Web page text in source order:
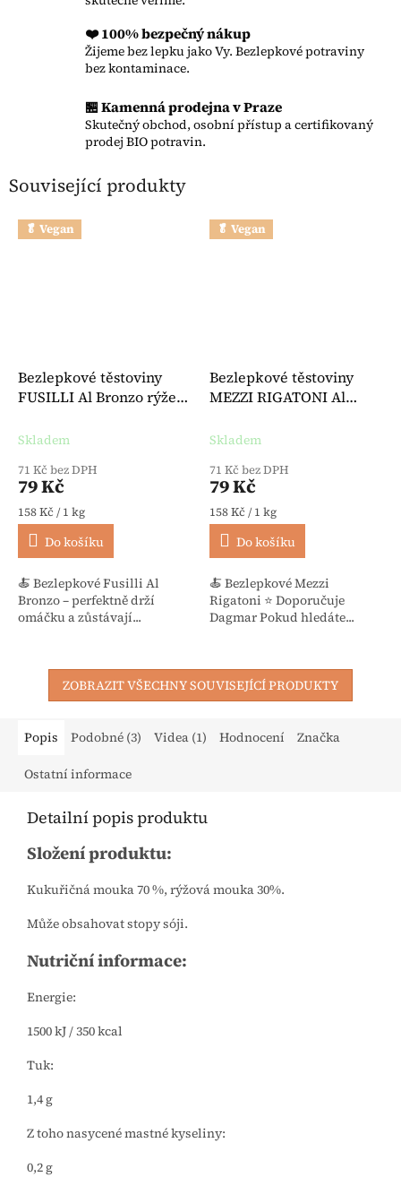
❤️ 100% bezpečný nákup
Žijeme bez lepku jako Vy. Bezlepkové potraviny
bez kontaminace.
🏪 Kamenná prodejna v Praze
Skutečný obchod, osobní přístup a certifikovaný
prodej BIO potravin.
Související produkty
🥬 Vegan
Bezlepkové těstoviny
FUSILLI Al Bronzo rýže
Hammermühle
Skladem
71 Kč bez DPH
79 Kč
Měrná cena:
158 Kč / 1 kg
Do košíku
🍝 Bezlepkové Fusilli Al
Bronzo – perfektně drží
omáčku a zůstávají...
🥬 Vegan
Bezlepkové těstoviny
MEZZI RIGATONI Al
g - Hammermühle
Skladem
71 Kč bez DPH
79 Kč
Měrná cena:
158 Kč / 1 kg
Do košíku
🍝 Bezlepkové Mezzi
Rigatoni ⭐ Doporučuje
Dagmar Pokud hledáte...
ZOBRAZIT VŠECHNY SOUVISEJÍCÍ PRODUKTY
Popis Podobné (3) Videa (1) Hodnocení Značka
Ostatní informace
Detailní popis produktu
Složení produktu:
Kukuřičná mouka 70 %, rýžová mouka 30%.
Může obsahovat stopy sóji.
Nutriční informace:
Energie:
1500 kJ / 350 kcal
Tuk:
1,4 g
Z toho nasycené mastné kyseliny:
0,2 g